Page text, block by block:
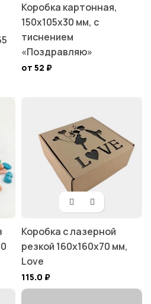
Коробка картонная,
150х105х30 мм, с
тиснением
«Поздравляю»
от 52 ₽
Коробка с лазерной
резкой 160х160х70 мм,
Love
115.0 ₽